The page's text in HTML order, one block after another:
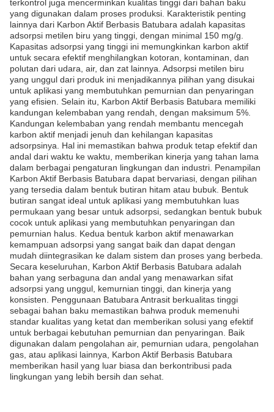
terkontrol juga mencerminkan kualitas tinggi dari bahan baku
yang digunakan dalam proses produksi. Karakteristik penting
lainnya dari Karbon Aktif Berbasis Batubara adalah kapasitas
adsorpsi metilen biru yang tinggi, dengan minimal 150 mg/g.
Kapasitas adsorpsi yang tinggi ini memungkinkan karbon aktif
untuk secara efektif menghilangkan kotoran, kontaminan, dan
polutan dari udara, air, dan zat lainnya. Adsorpsi metilen biru
yang unggul dari produk ini menjadikannya pilihan yang disukai
untuk aplikasi yang membutuhkan pemurnian dan penyaringan
yang efisien. Selain itu, Karbon Aktif Berbasis Batubara memiliki
kandungan kelembaban yang rendah, dengan maksimum 5%.
Kandungan kelembaban yang rendah membantu mencegah
karbon aktif menjadi jenuh dan kehilangan kapasitas
adsorpsinya. Hal ini memastikan bahwa produk tetap efektif dan
andal dari waktu ke waktu, memberikan kinerja yang tahan lama
dalam berbagai pengaturan lingkungan dan industri. Penampilan
Karbon Aktif Berbasis Batubara dapat bervariasi, dengan pilihan
yang tersedia dalam bentuk butiran hitam atau bubuk. Bentuk
butiran sangat ideal untuk aplikasi yang membutuhkan luas
permukaan yang besar untuk adsorpsi, sedangkan bentuk bubuk
cocok untuk aplikasi yang membutuhkan penyaringan dan
pemurnian halus. Kedua bentuk karbon aktif menawarkan
kemampuan adsorpsi yang sangat baik dan dapat dengan
mudah diintegrasikan ke dalam sistem dan proses yang berbeda.
Secara keseluruhan, Karbon Aktif Berbasis Batubara adalah
bahan yang serbaguna dan andal yang menawarkan sifat
adsorpsi yang unggul, kemurnian tinggi, dan kinerja yang
konsisten. Penggunaan Batubara Antrasit berkualitas tinggi
sebagai bahan baku memastikan bahwa produk memenuhi
standar kualitas yang ketat dan memberikan solusi yang efektif
untuk berbagai kebutuhan pemurnian dan penyaringan. Baik
digunakan dalam pengolahan air, pemurnian udara, pengolahan
gas, atau aplikasi lainnya, Karbon Aktif Berbasis Batubara
memberikan hasil yang luar biasa dan berkontribusi pada
lingkungan yang lebih bersih dan sehat.